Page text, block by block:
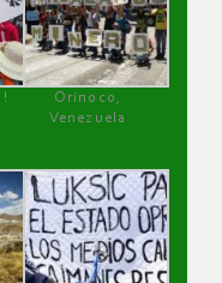
Orinoco,
Venezuela